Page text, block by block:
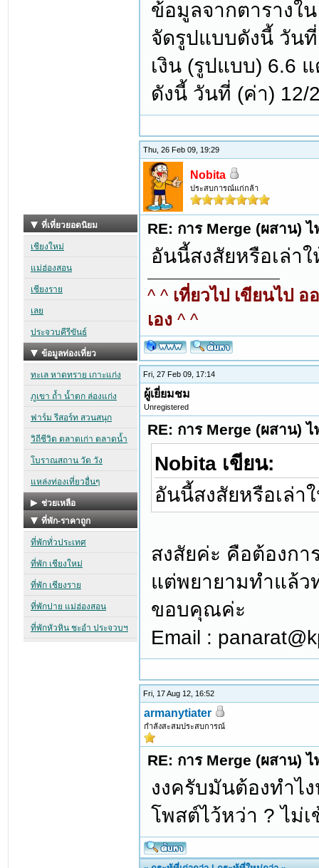
ข้อมูลจากตารางใ
จัดรูปแบบดังนี้ วัน
เงิน (รูปแบบ) 6.6
ดังนี้ วันที่ (ค่า) 12/
Thu, 26 Feb 09, 19:29
Nobita
ประสบการณ์แก่กล้า
RE: การ Merge (ผสาน)
อันนี้สงสัยหรือเล่า
^ ^ เที่ยวไป เขียนไป
เอง ^ ^
Fri, 27 Feb 09, 17:14
ผู้เยี่ยมชม
Unregistered
RE: การ Merge (ผสาน)
Nobita เขียน:
อันนี้สงสัยหรือเล่า
สงสัยค่ะ คือต้องก
แต่พยายามทำแล้ว
ขอบคุณค่ะ
Email :
Fri, 17 Aug 12, 16:52
armanytiater
กำลังสะสมประสบการณ์
RE: การ Merge (ผสาน)
งงครับมันต้องทำไ
โพสต์ไว้หว่า ? ไม่เ